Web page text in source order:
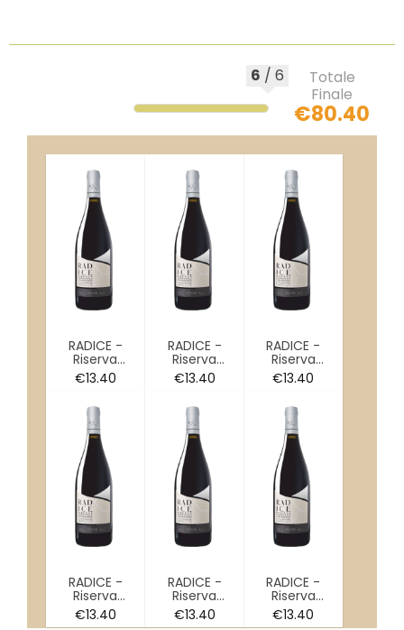
6 / 6
Totale
Finale
€80.40
RADICE -
Riserva
Cannonau
di Sardegna
€13.40
RADICE -
Riserva
Cannonau
di Sardegna
€13.40
RADICE -
Riserva
Cannonau
di Sardegna
€13.40
RADICE -
Riserva
Cannonau
di Sardegna
€13.40
RADICE -
Riserva
Cannonau
di Sardegna
€13.40
RADICE -
Riserva
Cannonau
di Sardegna
€13.40